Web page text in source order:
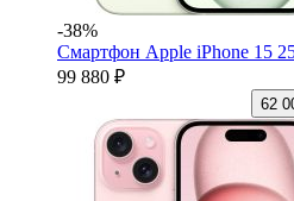
-38%
Смартфон Apple iPhone 15
99 880 ₽
62